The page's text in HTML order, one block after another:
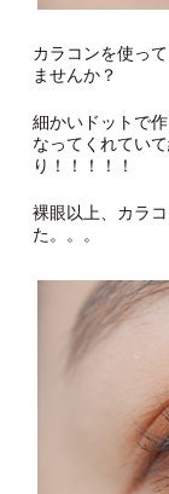
カラコンを使っ
ませんか？
細かいドットで
なってくれてい
り！！！！！
裸眼以上、カラ
た。。。